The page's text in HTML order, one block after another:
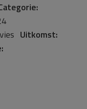
Uitkomst: